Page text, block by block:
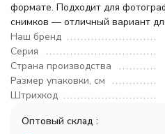
формате. Подходит для
снимков — отличный вариант
Наш бренд
Серия
Страна производства
Размер упаковки, см
Штрихкод
Оптовый склад :